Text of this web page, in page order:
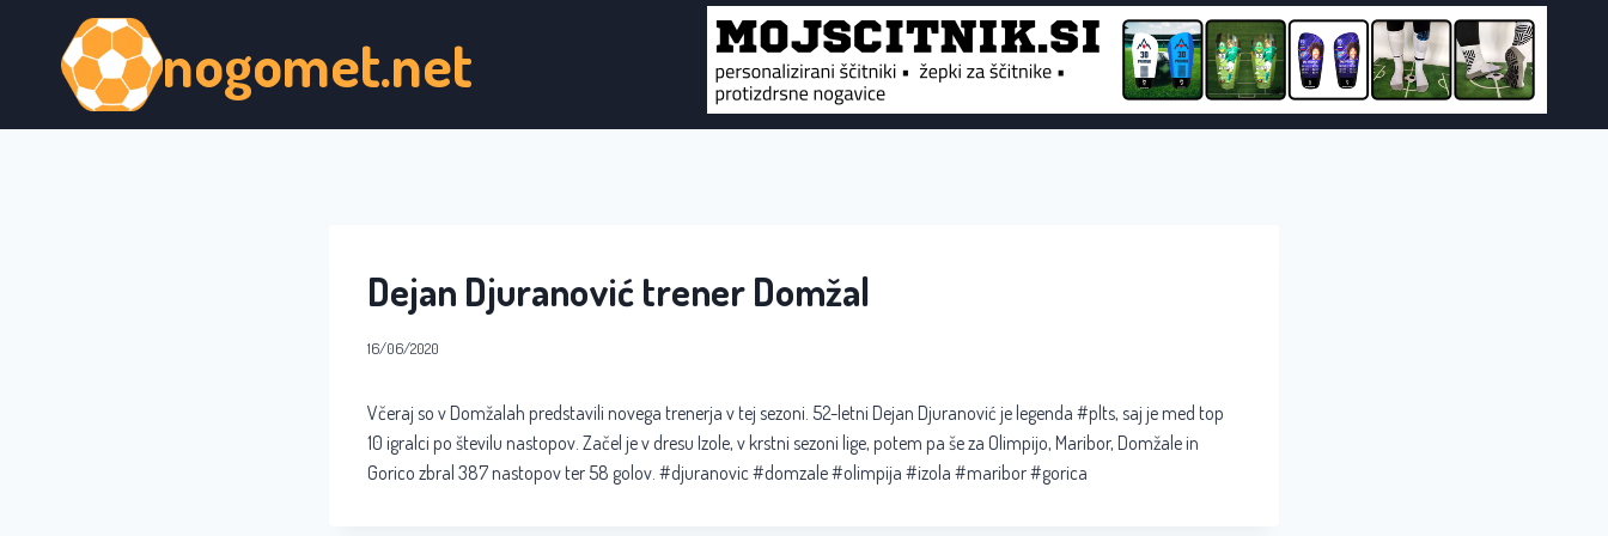
nogomet.net
Dejan Djuranović trener Domžal
16/06/2020
Včeraj so v Domžalah predstavili novega trenerja v tej sezoni. 52-letni Dejan Djuranović je legenda #plts, saj je med top
10 igralci po številu nastopov. Začel je v dresu Izole, v krstni sezoni lige, potem pa še za Olimpijo, Maribor, Domžale in
Gorico zbral 387 nastopov ter 58 golov. #djuranovic #domzale #olimpija #izola #maribor #gorica